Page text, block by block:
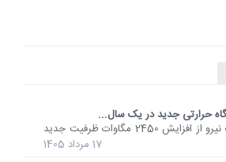
معاون برق و انرژی وزارت نیرو از افزایش 2450 مگاوات ظرفیت جدید
17 مرداد 1405